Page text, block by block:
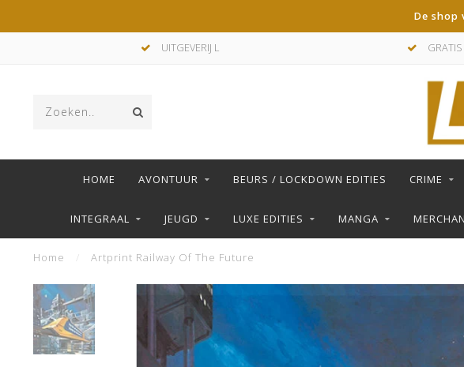
De shop
UITGEVERIJ L
HOME AVONTUUR BEURS / LOCKDOWN EDITIES CRIME
INTEGRAAL JEUGD LUXE EDITIES MANGA
Home Artprint Railway Of The Future